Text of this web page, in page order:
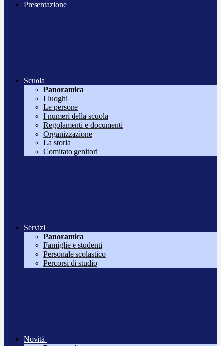
Presentazione
Scuola
Panoramica
I luoghi
Le persone
I numeri della scuola
Regolamenti e documenti
Organizzazione
La storia
Comitato genitori
Servizi
Panoramica
Famiglie e studenti
Personale scolastico
Percorsi di studio
Novità